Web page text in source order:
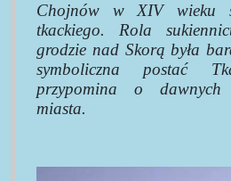
Chojnów w XIV wieku
tkackiego. Rola
grodzie nad Skorą była
symboliczna postać
przypomina o dawnych
miasta.